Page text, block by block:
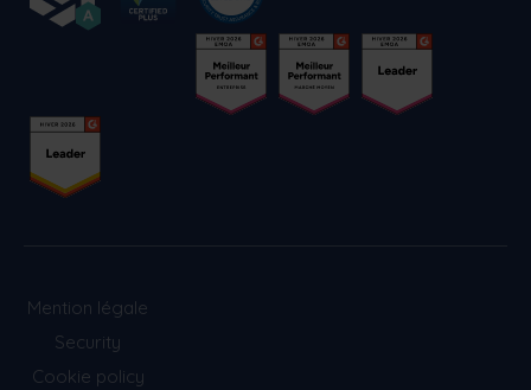
Cookie policy
Security
Mention légale